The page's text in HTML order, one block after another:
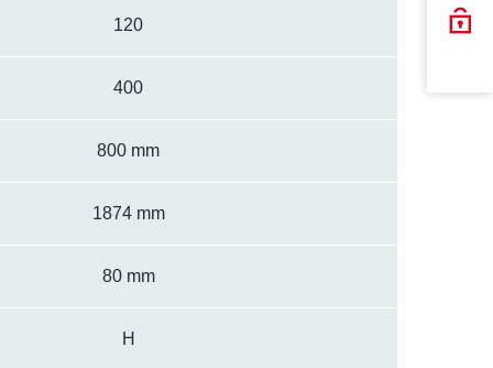
120
400
800 mm
1874 mm
80 mm
H